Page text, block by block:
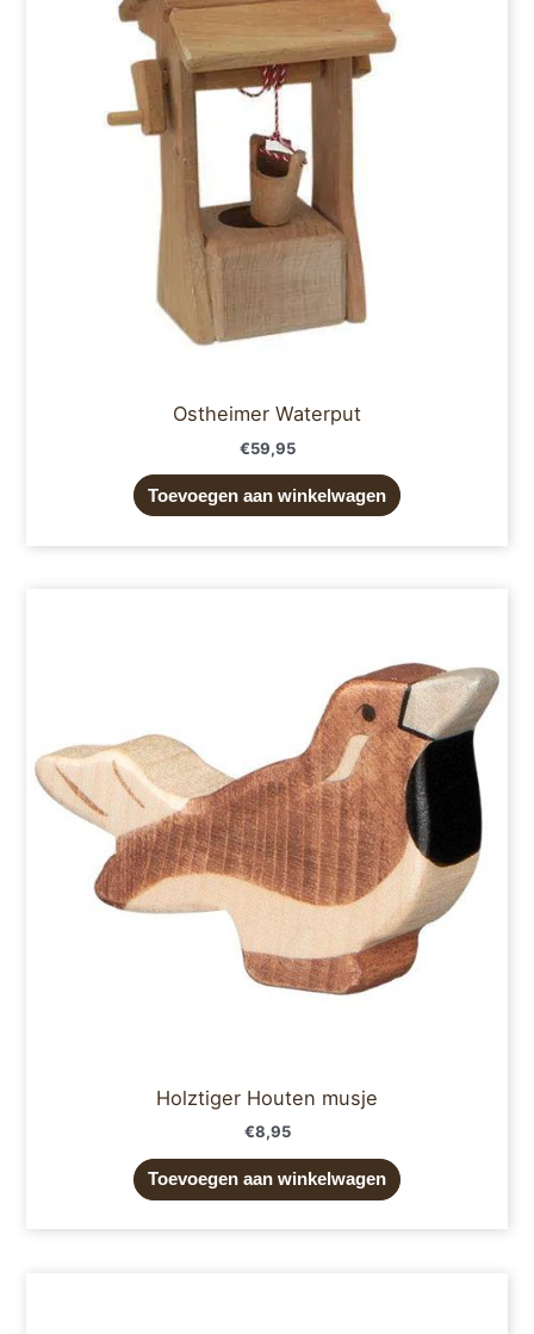
Ostheimer Waterput
€59,95
Toevoegen aan winkelwagen
Holztiger Houten musje
€8,95
Toevoegen aan winkelwagen